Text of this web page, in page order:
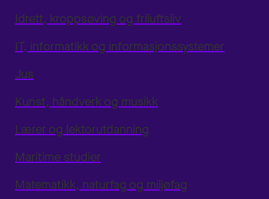
Idrett, kroppsøving og friluftsliv
IT, informatikk og informasjonssystemer
Jus
Kunst, håndverk og musikk
Lærer og lektorutdanning
Maritime studier
Matematikk, naturfag og miljøfag